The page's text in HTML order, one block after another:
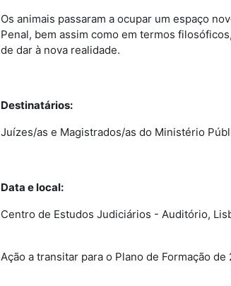
Os animais passaram a ocupar um espaço
Penal, bem assim como em termos
de dar à nova realidade.
Destinatários:
Juízes/as e Magistrados/as do Ministério
Data e local:
Centro de Estudos Judiciários - Auditório,
Ação a transitar para o Plano de Formação de